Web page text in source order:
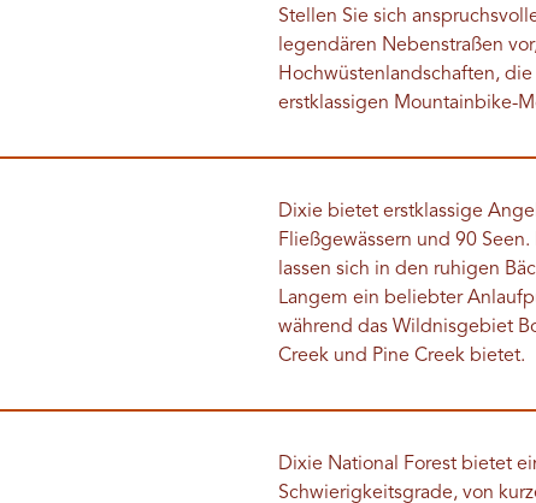
Stellen Sie sich
legendären Nebenstraßen
Hochwüstenlandschaften,
erstklassigen Mountainbike-
Dixie bietet erstklassige
Fließgewässern und 90
lassen sich in den ruhigen
Langem ein beliebter
während das Wildnisgebiet
Creek und Pine Creek bietet.
Dixie National Forest bietet
Schwierigkeitsgrade, von